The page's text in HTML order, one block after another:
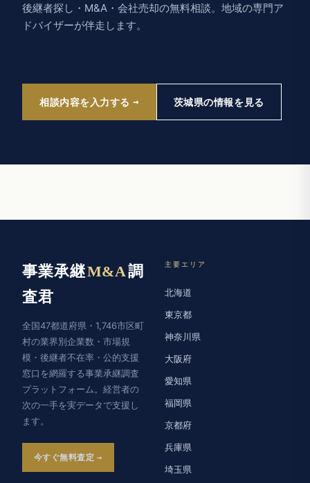
後継者探し・M&A・会社売却の無料相談。地域の専門ア
ドバイザーが伴走します。
相談内容を入力する 茨城県の情報を見る
事業承継M&A調
査君
全国47都道府県・1,746市区町
村の業界別企業数・市場規
模・後継者不在率・公的支援
窓口を網羅する事業承継調査
プラットフォーム。経営者の
次の一手を実データで支援し
ます。
今すぐ無料査定
主要エリア
北海道
東京都
神奈川県
大阪府
愛知県
福岡県
京都府
兵庫県
埼玉県